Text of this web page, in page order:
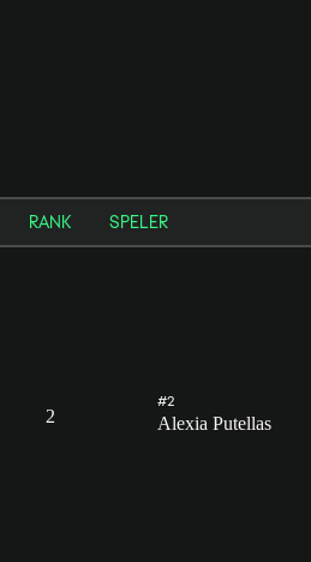
RANK SPELER
2
#2
Alexia Putellas